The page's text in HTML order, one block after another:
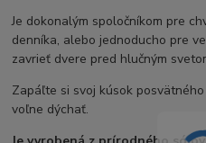
Je dokonalým spoločníkom pre
denníka, alebo jednoducho pre
zavrieť dvere pred hlučným
Zapáľte si svoj kúsok
voľne dýchať.